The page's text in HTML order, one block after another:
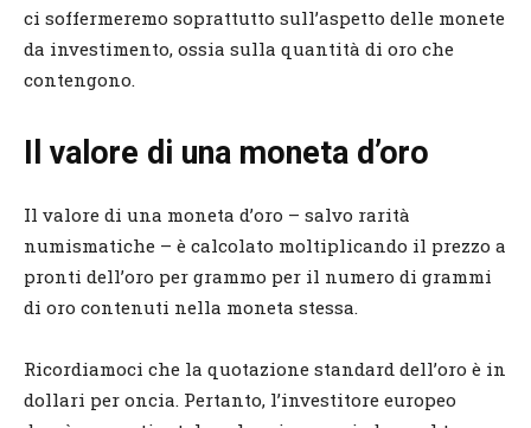
ci soffermeremo soprattutto sull’aspetto delle monete
da investimento, ossia sulla quantità di oro che
contengono.
Il valore di una moneta d’oro
Il valore di una moneta d’oro – salvo rarità
numismatiche – è calcolato moltiplicando il prezzo a
pronti dell’oro per grammo per il numero di grammi
di oro contenuti nella moneta stessa.
Ricordiamoci che la quotazione standard dell’oro è in
dollari per oncia. Pertanto, l’investitore europeo